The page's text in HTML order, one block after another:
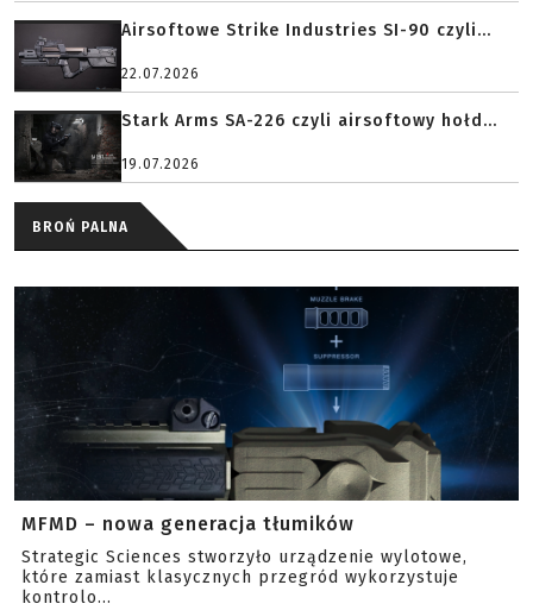
Airsoftowe Strike Industries SI-90 czyli...
22.07.2026
Stark Arms SA-226 czyli airsoftowy hołd...
19.07.2026
BROŃ PALNA
MFMD – nowa generacja tłumików
Strategic Sciences stworzyło urządzenie wylotowe,
które zamiast klasycznych przegród wykorzystuje
kontrolo...